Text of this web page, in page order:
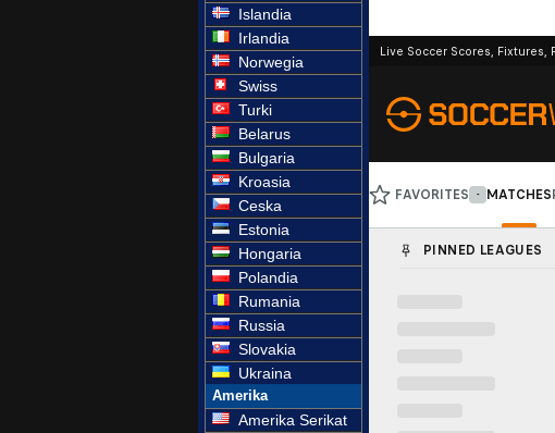
Islandia
Irlandia
Norwegia
Swiss
Turki
Belarus
Bulgaria
Kroasia
Ceska
Estonia
Hongaria
Polandia
Rumania
Russia
Slovakia
Ukraina
Amerika
Amerika Serikat